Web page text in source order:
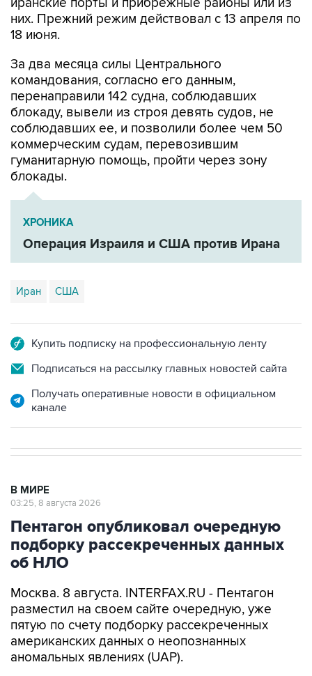
них. Прежний режим действовал с 13 апреля по
18 июня.
За два месяца силы Центрального
командования, согласно его данным,
перенаправили 142 судна, соблюдавших
блокаду, вывели из строя девять судов, не
соблюдавших ее, и позволили более чем 50
коммерческим судам, перевозившим
гуманитарную помощь, пройти через зону
блокады.
ХРОНИКА
Операция Израиля и США против Ирана
Иран США
Купить подписку на профессиональную ленту
Подписаться на рассылку главных новостей сайта
Получать оперативные новости в официальном
канале
В МИРЕ
03:25, 8 августа 2026
Пентагон опубликовал очередную
подборку рассекреченных данных
об НЛО
Москва. 8 августа. INTERFAX.RU - Пентагон
разместил на своем сайте очередную, уже
пятую по счету подборку рассекреченных
американских данных о неопознанных
аномальных явлениях (UAP).